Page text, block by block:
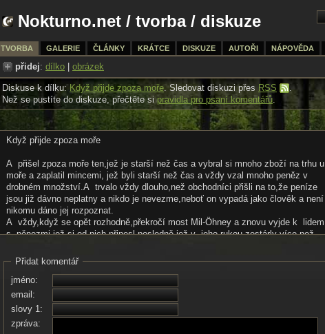
Nokturno.net / tvorba/ diskuze
TVORBA GALERIE ČLÁNKY KRÁTCE DISKUZE AUTOŘI NÁPOVĚDA
přidej: dílko obrázek
Diskuse k dílku: Když přijde zpoza moře. Sledovat diskuzi přes RSS
.
Než se pustíte do diskuze, přečtěte sipravidla pro psaní komentářů.
Když přijde zpoza moře
A přišel zpoza moře ten,jež je starší než čas a vybral si mnoho zboží na trhu u
moře a zaplatil mincemi, jež byli starší než čas a vždy vzal mnoho peněz v
drobném množství.A trvalo vždy dlouho,než obchodníci přišli na to,že peníze
jsou již dávno neplatny a nikdo je nevezme,neboť on vypadá jako člověk a není
nikomu dáno jej rozpoznat.
A vždy,když se opět rozhodně,překročí most Mil-Öhney a znovu vyjde k lidem
s pěnezmi,jež si od nich přinesl posledně,jež v jeho rukou zestárly více,než
Přidat komentář
jméno:
email:
slovy 1:
zpráva: